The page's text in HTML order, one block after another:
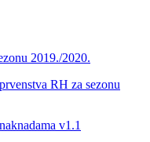
2019./2020.
RH za sezonu
v1.1